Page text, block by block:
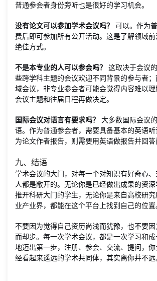
普通参会者身份旁听也是很好的学习机会。
没有论文可以参加学术会议吗？
可以。作为
费后即可参加所有公开活动。这是了解领域
绝佳方式。
不是本专业的人可以参会吗？
这取决于会议
些跨学科主题的会议欢迎不同背景的参与者
域会议，非专业参会者可能会觉得内容难以
会议主题和往届日程再做决定。
国际会议对语言有要求吗？
大多数国际会议
语。作为普通参会者，需要具备基本的英语
为论文作者报告，则需要用英语做报告并回答
九、结语
学术会议的大门，对每一个对知识有好奇心
人都是敞开的。无论你是已经做出成果的资
推开科研大门的学生，无论你是来自高校研
业产业界，都能在这个平台上找到自己的位置
不要因为觉得自己资历尚浅而犹豫，也不要
而却步。每一次学术会议，都是一次学习和
地迈出第一步，注册、参会、交流、提问，
经看起来遥远的学术共同体，其实离你并不远